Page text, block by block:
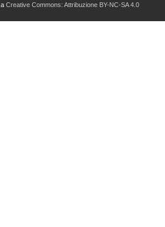
Creative Commons: Attribuzione BY-NC-SA 4.0